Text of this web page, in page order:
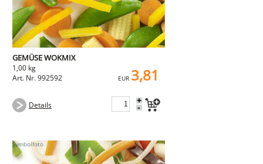
GEMÜSE WOKMIX
1,00 kg
Art. Nr. 992592
EUR 3,81
Details +
-